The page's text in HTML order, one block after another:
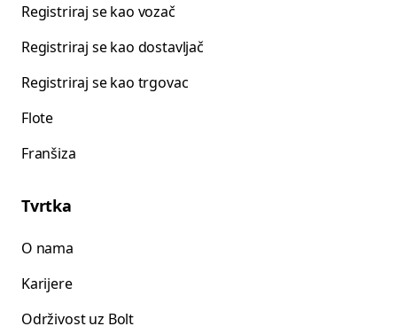
Registriraj se kao vozač
Registriraj se kao dostavljač
Registriraj se kao trgovac
Flote
Franšiza
Tvrtka
O nama
Karijere
Održivost uz Bolt